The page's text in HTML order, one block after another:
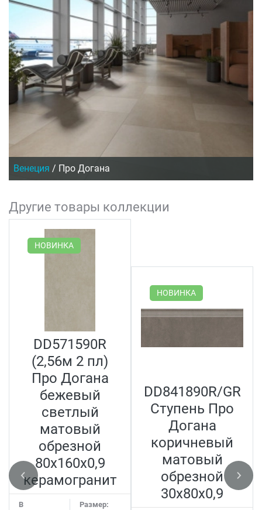
Венеция / Про Догана
Другие товары коллекции
НОВИНКА
DD571590R
(2,56м 2 пл)
Про Догана
бежевый
светлый
матовый
обрезной
80x160x0,9
керамогранит
В
Размер:
НОВИНКА
DD841890R/GR
Ступень Про
Догана
коричневый
матовый
обрезной
30x80x0,9